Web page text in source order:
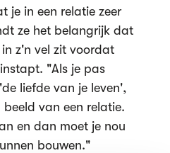
je in een relatie zeer
ze het belangrijk dat
z'n vel zit voordat
"Als je pas
liefde van je leven',
beeld van een relatie.
en dan moet je nou
bouwen."